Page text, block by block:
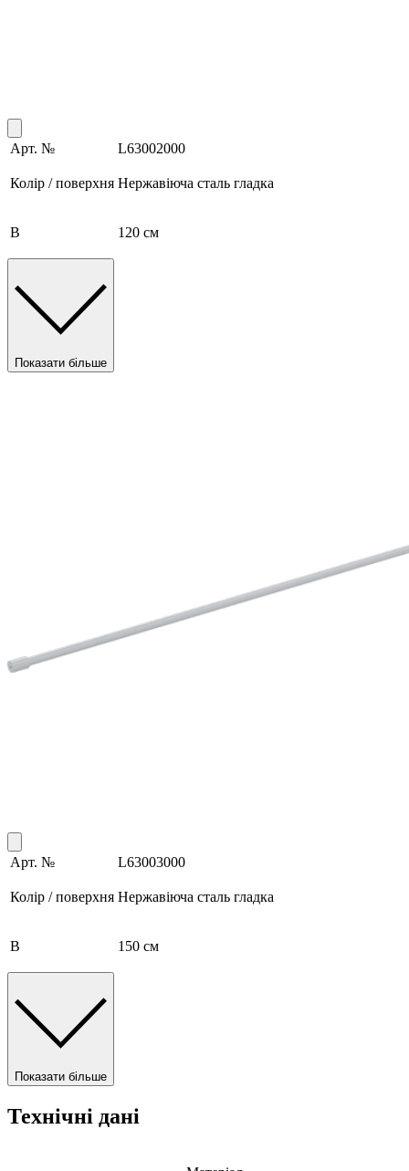
Арт. № L63002000
Колір / поверхня Нержавіюча сталь гладка
B 120 см
Показати більше
Арт. № L63003000
Колір / поверхня Нержавіюча сталь гладка
B 150 см
Показати більше
Технічні дані